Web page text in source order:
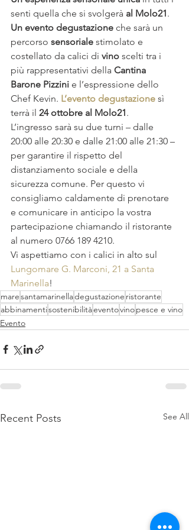
senti quella che si svolgerà al Molo21.
Un evento degustazione che sarà un
percorso sensoriale stimolato e
costellato da calici di vino scelti tra i
più rappresentativi della Cantina
Barone Pizzini e l’espressione dello
Chef Kevin. L’evento degustazione sì
terrà il 24 ottobre al Molo21.
L’ingresso sarà su due turni – dalle
20:00 alle 20:30 e dalle 21:00 alle 21:30 –
per garantire il rispetto del
distanziamento sociale e della
sicurezza comune. Per questo vi
consigliamo caldamente di prenotare
e comunicare in anticipo la vostra
partecipazione chiamando il ristorante
al numero 0766 189 4210.
Vi aspettiamo con i calici in alto sul
Lungomare G. Marconi, 21 a Santa
Marinella!
maresantamarinelladegustazione ristorante
abbinamentisostenibilitàeventovinopesce e vino
Evento
Recent Posts See All